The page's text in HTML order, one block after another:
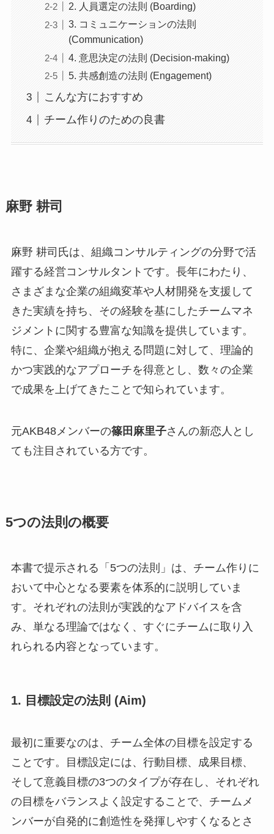
2. 人員選定の法則 (Boarding)
3. コミュニケーションの法則
(Communication)
4. 意思決定の法則 (Decision-making)
5. 共感創造の法則 (Engagement)
こんな方におすすめ
チーム作りのための良書
麻野 耕司
麻野 耕司氏は、組織コンサルティングの分野で活
躍する経営コンサルタントです。長年にわたり、
さまざまな企業の組織変革や人材開発を支援して
きた実績を持ち、その経験を基にしたチームマネ
ジメントに関する豊富な知識を提供しています。
特に、企業や組織が抱える問題に対して、理論的
かつ実践的なアプローチを得意とし、数々の企業
で成果を上げてきたことで知られています。
元AKB48メンバーの篠田麻里子さんの新恋人とし
ても注目されている方です。
5つの法則の概要
本書で提示される「5つの法則」は、チーム作りに
おいて中心となる要素を体系的に説明していま
す。それぞれの法則が実践的なアドバイスを含
み、単なる理論ではなく、すぐにチームに取り入
れられる内容となっています。
1. 目標設定の法則 (Aim)
最初に重要なのは、チーム全体の目標を設定する
ことです。目標設定には、行動目標、成果目標、
そして意義目標の3つのタイプが存在し、それぞれ
の目標をバランスよく設定することで、チームメ
ンバーが自発的に創造性を発揮しやすくなるとさ